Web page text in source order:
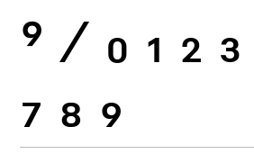
9 ⁄ 0 1 2 3
7 8 9